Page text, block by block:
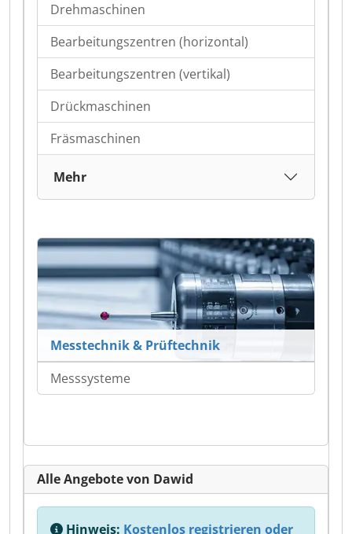
Drehmaschinen
Bearbeitungszentren (horizontal)
Bearbeitungszentren (vertikal)
Drückmaschinen
Fräsmaschinen
Mehr
Messtechnik & Prüftechnik
Messsysteme
Alle Angebote von Dawid
Hinweis: Kostenlos registrieren oder